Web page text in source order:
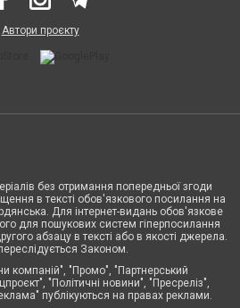
Автори проєкту
без отримання попередньої згоди
в тексті обов'язкового посилання на
Для інтернет-видань обов'язкове
для пошукових систем гіперпосилання
абзацу в тексті або в якості джерела.
Законом.
компаній", "Промо", "Партнерський
"Політичні новини", "Пресреліз",
публікуються на правах реклами.